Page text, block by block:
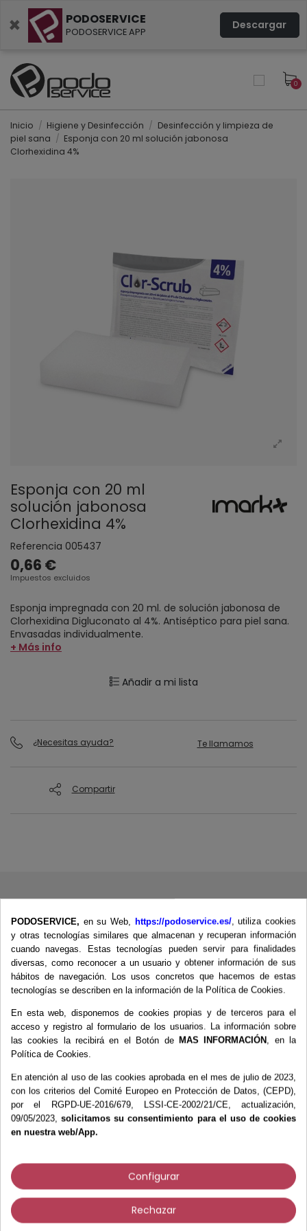
× PODOSERVICE
PODOSERVICE APP Descargar
0
Inicio Higiene y Desinfección
Desinfección y limpieza de
piel sana
Esponja con 20 ml solución jabonosa
Clorhexidina 4%
Esponja con 20 ml
solución jabonosa
Clorhexidina 4%
Referencia 005437
0,66 €
Impuestos excluidos
Esponja impregnada con 20 ml. de solución jabonosa de
Clorhexidina Digluconato al 4%. Antiséptico para piel sana.
Envasadas individualmente.
+ Más info
Añadir a mi lista
¿Necesitas ayuda? Te llamamos
Compartir
Más información
Esponja impregnada con 20 ml. de solución
jabonosa de Clorhexidina Digluconato al 4%.
Antiséptico para piel sana. Envasadas
individualmente.
producto también compraron:
PODOSERVICE, en su Web, https://podoservice.es/, utiliza cookies
y otras tecnologías similares que almacenan y recuperan información
cuando navegas. Estas tecnologías pueden servir para finalidades
diversas, como reconocer a un usuario y obtener información de sus
hábitos de navegación. Los usos concretos que hacemos de estas
tecnologías se describen en la información de la Política de Cookies.
En esta web, disponemos de cookies propias y de terceros para el
acceso y registro al formulario de los usuarios. La información sobre
las cookies la recibirá en el Botón de MAS INFORMACIÓN , en la
Política de Cookies.
En atención al uso de las cookies aprobada en el mes de julio de 2023,
con los criterios del Comité Europeo en Protección de Datos, (CEPD),
por el RGPD-UE-2016/679, LSSI-CE-2002/21/CE, actualización,
09/05/2023,solicitamos su consentimiento para el uso de cookies
en nuestra web/App.
Configurar
Rechazar